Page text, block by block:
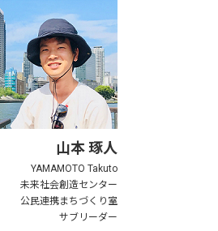
山本 琢人
YAMAMOTO Takuto
未来社会創造センター
公民連携まちづくり室
サブリーダー